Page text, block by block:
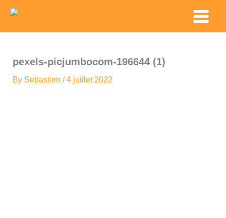
content
Main
Menu
pexels-picjumbocom-196644 (1)
By Sebastien /4 juillet 2022